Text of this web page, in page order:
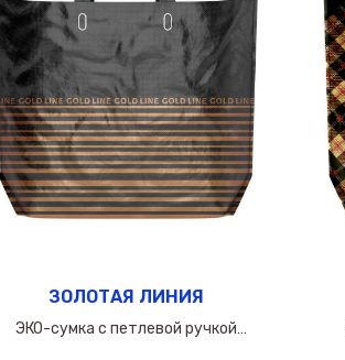
ЗОЛОТАЯ ЛИНИЯ
ЭКО-сумка с петлевой ручкой